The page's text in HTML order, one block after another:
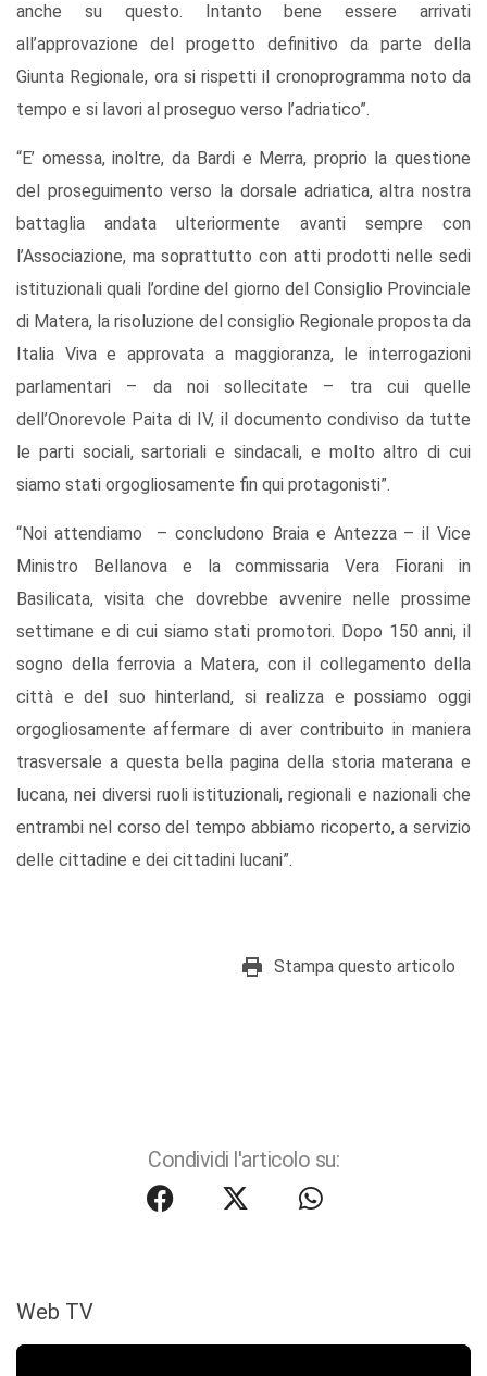
anche su questo. Intanto bene essere arrivati
all’approvazione del progetto definitivo da parte della
Giunta Regionale, ora si rispetti il cronoprogramma noto da
tempo e si lavori al proseguo verso l’adriatico”.
“E’ omessa, inoltre, da Bardi e Merra, proprio la questione
del proseguimento verso la dorsale adriatica, altra nostra
battaglia andata ulteriormente avanti sempre con
l’Associazione, ma soprattutto con atti prodotti nelle sedi
istituzionali quali l’ordine del giorno del Consiglio Provinciale
di Matera, la risoluzione del consiglio Regionale proposta da
Italia Viva e approvata a maggioranza, le interrogazioni
parlamentari – da noi sollecitate – tra cui quelle
dell’Onorevole Paita di IV, il documento condiviso da tutte
le parti sociali, sartoriali e sindacali, e molto altro di cui
siamo stati orgogliosamente fin qui protagonisti”.
“Noi attendiamo – concludono Braia e Antezza – il Vice
Ministro Bellanova e la commissaria Vera Fiorani in
Basilicata, visita che dovrebbe avvenire nelle prossime
settimane e di cui siamo stati promotori. Dopo 150 anni, il
sogno della ferrovia a Matera, con il collegamento della
città e del suo hinterland, si realizza e possiamo oggi
orgogliosamente affermare di aver contribuito in maniera
trasversale a questa bella pagina della storia materana e
lucana, nei diversi ruoli istituzionali, regionali e nazionali che
entrambi nel corso del tempo abbiamo ricoperto, a servizio
delle cittadine e dei cittadini lucani”.
Stampa questo articolo
Condividi l'articolo su:
Web TV